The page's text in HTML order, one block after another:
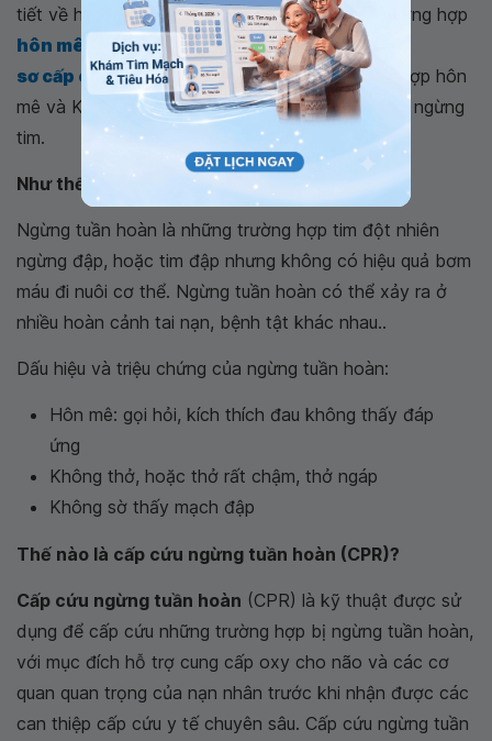
tiết về hỗ trợ sự sống cơ bản đối với những trường hợp
hôn mê
và còn thở. Tuy nhiên những người
sơ cấp cứuban đầu có thể gặp những trường hợp hôn
mê và KHÔNG THỞ, hoặc những trường hợp đã ngừng
tim.
Như thế nào là ngừng tuần hoàn?
Ngừng tuần hoàn là những trường hợp tim đột nhiên
ngừng đập, hoặc tim đập nhưng không có hiệu quả bơm
máu đi nuôi cơ thể. Ngừng tuần hoàn có thể xảy ra ở
nhiều hoàn cảnh tai nạn, bệnh tật khác nhau..
Dấu hiệu và triệu chứng của ngừng tuần hoàn:
Hôn mê: gọi hỏi, kích thích đau không thấy đáp
ứng
Không thở, hoặc thở rất chậm, thở ngáp
Không sờ thấy mạch đập
Thế nào là cấp cứu ngừng tuần hoàn (CPR)?
Cấp cứu ngừng tuần hoàn (CPR) là kỹ thuật được sử
dụng để cấp cứu những trường hợp bị ngừng tuần hoàn,
với mục đích hỗ trợ cung cấp oxy cho não và các cơ
quan quan trọng của nạn nhân trước khi nhận được các
can thiệp cấp cứu y tế chuyên sâu. Cấp cứu ngừng tuần